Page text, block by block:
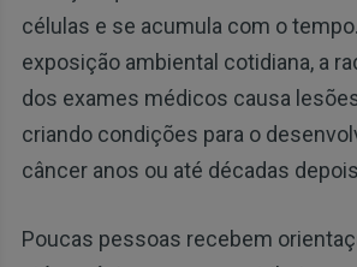
células e se acumula com o
exposição ambiental cotidiana, a
dos exames médicos causa
criando condições para o
câncer anos ou até décadas
Poucas pessoas recebem